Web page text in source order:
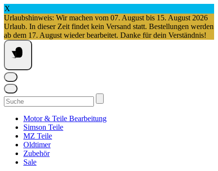
X
Urlaubshinweis: Wir machen vom 07. August bis 15. August 2026
Urlaub. In dieser Zeit findet kein Versand statt. Bestellungen werden
ab dem 17. August wieder bearbeitet. Danke für dein Verständnis!
Springe
zum
Inhalt
Suchen
nach:
Motor & Teile Bearbeitung
Simson Teile
MZ Teile
Oldtimer
Zubehör
Sale